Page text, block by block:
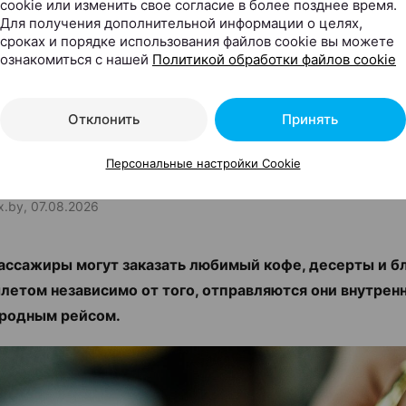
теперь в Национальном
там открылись
07.08.2026
могут заказать любимый кофе, десерты и
независимо от того, отправляются они
рейсом.
cookie или изменить свое согласие в более позднее время.
Для получения дополнительной информации о целях,
сроках и порядке использования файлов cookie вы можете
ознакомиться с нашей Политикой обработки файлов cookie
Отклонить Принять
Персональные настройки Cookie